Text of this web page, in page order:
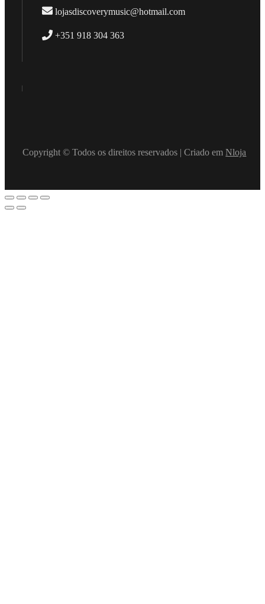
lojasdiscoverymusic@hotmail.com
+351 918 304 363
Copyright © Todos os direitos reservados | Criado emNloja